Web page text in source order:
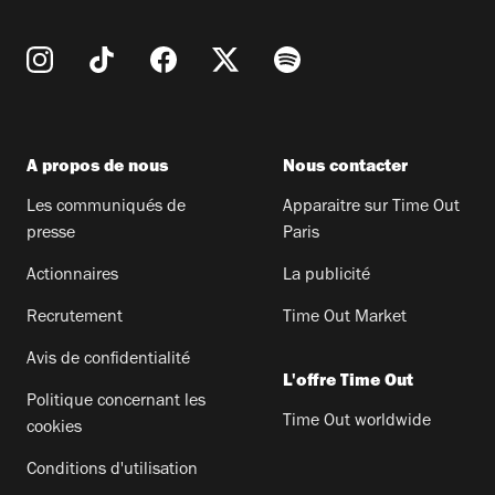
A propos de nous
Les communiqués de
presse
Actionnaires
Recrutement
Avis de confidentialité
Politique concernant les
cookies
Conditions d'utilisation
Nous contacter
Apparaitre sur Time Out
Paris
La publicité
Time Out Market
L'offre Time Out
Time Out worldwide